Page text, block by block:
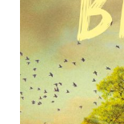
Nouveautés
Numérique
Livres audio
Meilleurs vendeurs
Page vedette